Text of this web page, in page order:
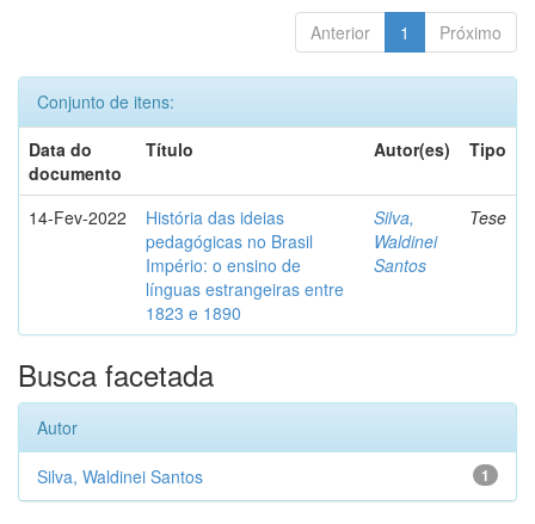
Anterior 1 Próximo
Conjunto de itens:
Data do
documento
Título Autor(es) Tipo
14-Fev-2022
História das ideias
pedagógicas no Brasil
Império: o ensino de
línguas estrangeiras entre
1823 e 1890
Silva,
Waldinei
Santos
Tese
Busca facetada
Autor
1
Silva, Waldinei Santos